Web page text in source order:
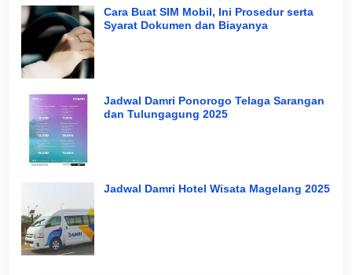
Cara Buat SIM Mobil, Ini Prosedur serta
Syarat Dokumen dan Biayanya
Jadwal Damri Ponorogo Telaga Sarangan
dan Tulungagung 2025
Jadwal Damri Hotel Wisata Magelang 2025